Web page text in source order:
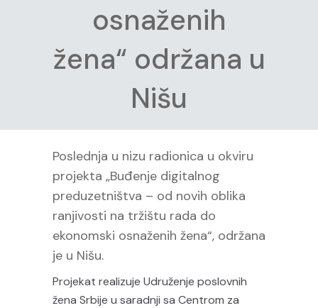
osnaženih
žena“ održana u
Nišu
Poslednja u nizu radionica u okviru
projekta „Buđenje digitalnog
preduzetništva – od novih oblika
ranjivosti na tržištu rada do
ekonomski osnaženih žena“, održana
je u Nišu.
Projekat realizuje Udruženje poslovnih
žena Srbije u saradnji sa Centrom za